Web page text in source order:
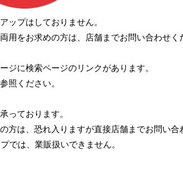
ップはしておりません。
用をお求めの方は、店舗までお問い合わせく
ジに検索ページのリンクがあります。
照ください。
っております。
方は、恐れ入りますが直接店舗までお問い合
では、業販扱いできません。